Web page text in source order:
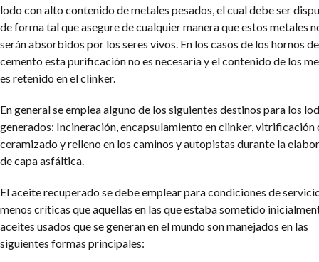
lodo con alto contenido de metales pesados, el cual debe ser
de forma tal que asegure de cualquier manera que estos metales
serán absorbidos por los seres vivos. En los casos de los hornos de
cemento esta purificación no es necesaria y el contenido de los
es retenido en el clinker.
En general se emplea alguno de los siguientes destinos para los
generados: Incineración, encapsulamiento en clinker, vitrificación
ceramizado y relleno en los caminos y autopistas durante la
de capa asfáltica.
El aceite recuperado se debe emplear para condiciones de
menos críticas que aquellas en las que estaba sometido
aceites usados que se generan en el mundo son manejados en las
siguientes formas principales: